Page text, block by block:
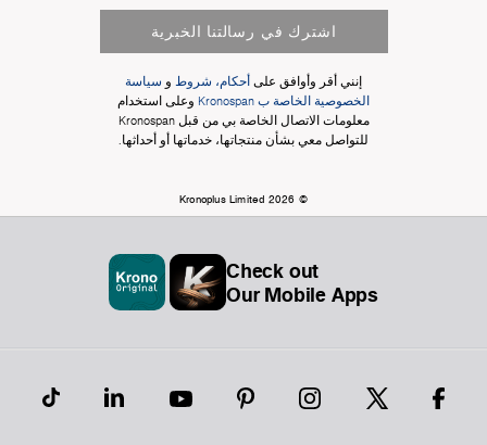
اشترك في رسالتنا الخبرية
إنني أقر وأوافق على أحكام، شروط و سياسة
الخصوصية الخاصة ب Kronospan
وعلى استخدام
معلومات الاتصال الخاصة بي من قبل Kronospan
للتواصل معي بشأن منتجاتها، خدماتها أو أحداثها.
© Kronoplus Limited 2026
Check out
Our Mobile Apps